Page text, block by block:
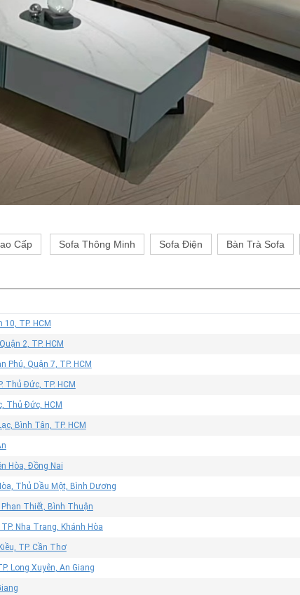
Cấp Sofa Thông Minh Sofa Điện Bàn Trà Sofa
TP. HCM
2, TP. HCM
Phú, Quận 7, TP. HCM
Thủ Đức, TP. HCM
Thủ Đức, HCM
Bình Tân, TP. HCM
Hòa, Đồng Nai
Thủ Dầu Một, Bình Dương
Thiết, Bình Thuận
Nha Trang, Khánh Hòa
TP. Cần Thơ
Long Xuyên, An Giang